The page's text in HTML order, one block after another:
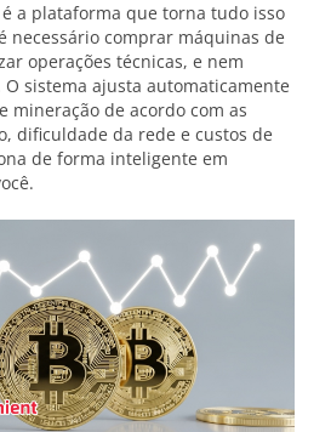
é a plataforma que torna tudo isso
necessário comprar máquinas de
operações técnicas, e nem
sistema ajusta automaticamente
mineração de acordo com as
dificuldade da rede e custos de
de forma inteligente em